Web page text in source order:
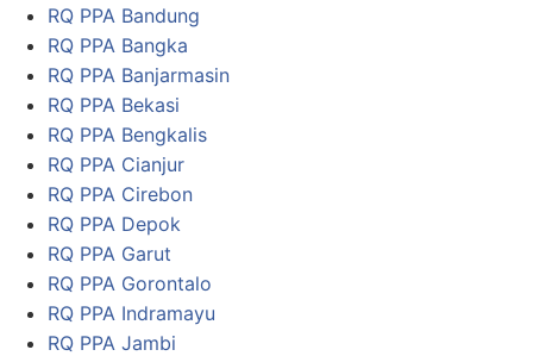
RQ PPA Bandung
RQ PPA Bangka
RQ PPA Banjarmasin
RQ PPA Bekasi
RQ PPA Bengkalis
RQ PPA Cianjur
RQ PPA Cirebon
RQ PPA Depok
RQ PPA Garut
RQ PPA Gorontalo
RQ PPA Indramayu
RQ PPA Jambi